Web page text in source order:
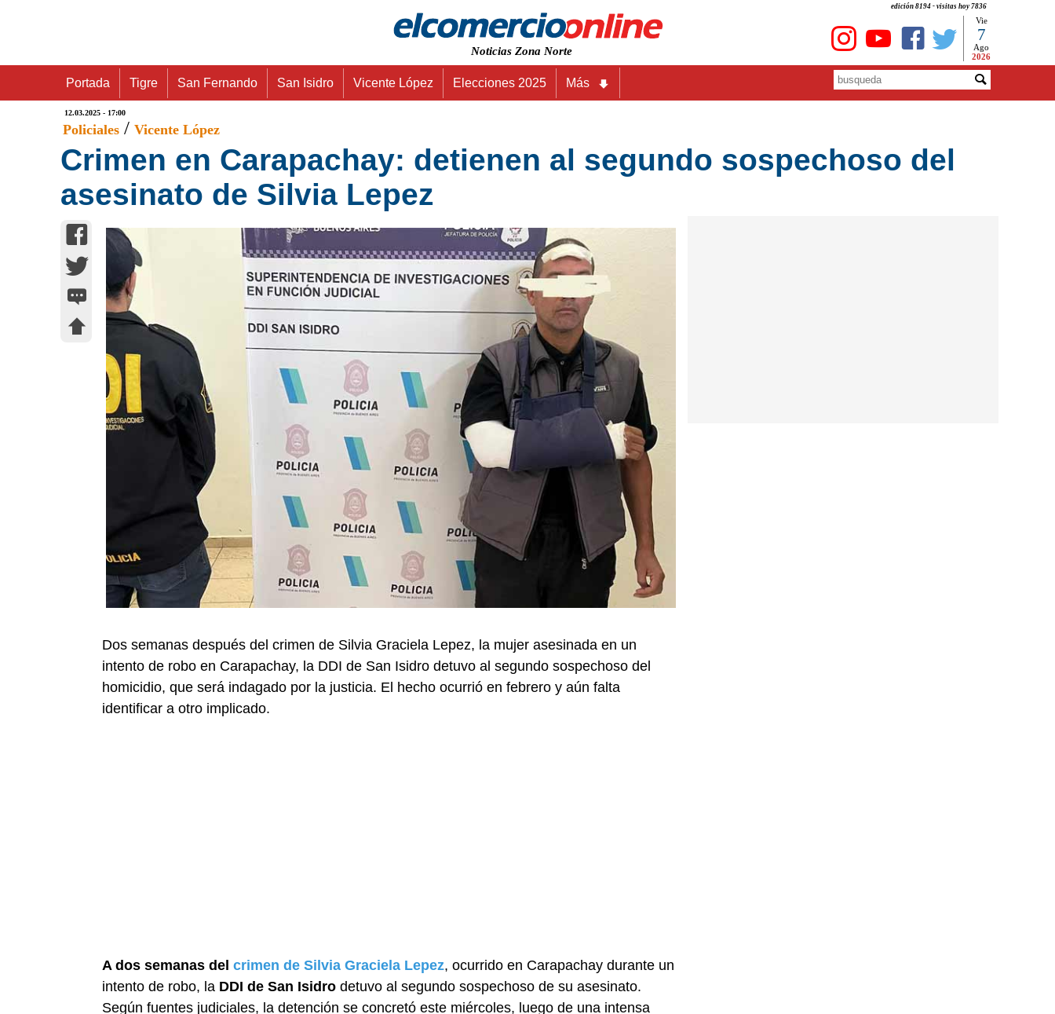
edición 8194 - visitas hoy 7836
Noticias Zona Norte
Vie
7
Ago
2026
Portada Tigre San Fernando San Isidro Vicente López Elecciones 2025 Más
12.03.2025 - 17:00
Policiales / Vicente López
Crimen en Carapachay: detienen al segundo sospechoso del
asesinato de Silvia Lepez
Dos semanas después del crimen de Silvia Graciela Lepez, la mujer asesinada en un
intento de robo en Carapachay, la DDI de San Isidro detuvo al segundo sospechoso del
homicidio, que será indagado por la justicia. El hecho ocurrió en febrero y aún falta
identificar a otro implicado.
A dos semanas del crimen de Silvia Graciela Lepez, ocurrido en Carapachay durante un
intento de robo, la DDI de San Isidro detuvo al segundo sospechoso de su asesinato.
Según fuentes judiciales, la detención se concretó este miércoles, luego de una intensa